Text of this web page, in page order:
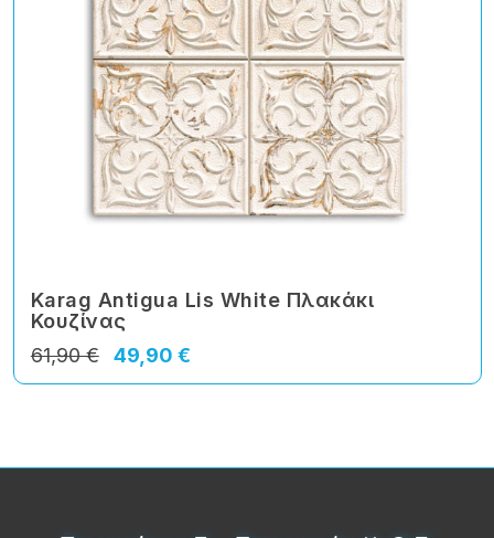
Karag Antigua Lis White Πλακάκι
Κουζίνας
49,90 €
61,90 €